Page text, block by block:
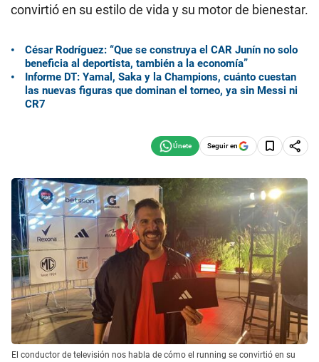
convirtió en su estilo de vida y su motor de bienestar.
César Rodríguez: “Que se construya el CAR Junín no solo
beneficia al deportista, también a la economía”
Informe DT: Yamal, Saka y la Champions, cuánto cuestan
las nuevas figuras que dominan el torneo, ya sin Messi ni
CR7
Seguir en
El conductor de televisión nos habla de cómo el running se convirtió en su